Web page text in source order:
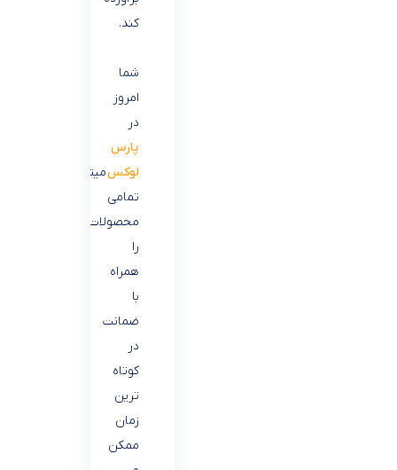
کند.
شما
امروز
در
پارس
لوکسمیتوانید
تمامی
محصولات
را
همراه
با
ضمانت
در
کوتاه
ترین
زمان
ممکن